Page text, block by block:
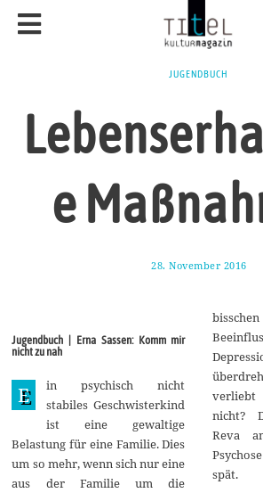
JUGENDBUCH
e
28. November 2016
u
g
u
s
t
2
0
Jugendbuch | Erna Sassen: Komm mir
nicht zu nah
E
in psychisch nicht
stabiles Geschwisterkind
ist eine gewaltige
Belastung für eine Familie. Dies
um so mehr, wenn sich nur eine
aus der Familie um die
verliebt
nicht?
Reva
spät.